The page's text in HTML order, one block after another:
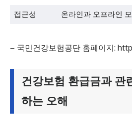
접근성 온라인과 오프라인
– 국민건강보험공단 홈페이지:
건강보험 환급금과 관
하는 오해